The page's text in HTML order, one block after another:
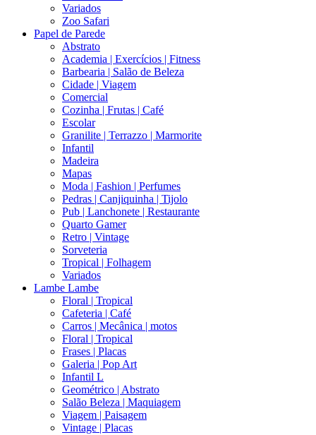
Variados
Zoo Safari
Papel de Parede
Abstrato
Academia | Exercícios | Fitness
Barbearia | Salão de Beleza
Cidade | Viagem
Comercial
Cozinha | Frutas | Café
Escolar
Granilite | Terrazzo | Marmorite
Infantil
Madeira
Mapas
Moda | Fashion | Perfumes
Pedras | Canjiquinha | Tijolo
Pub | Lanchonete | Restaurante
Quarto Gamer
Retro | Vintage
Sorveteria
Tropical | Folhagem
Variados
Lambe Lambe
Floral | Tropical
Cafeteria | Café
Carros | Mecânica | motos
Floral | Tropical
Frases | Placas
Galeria | Pop Art
Infantil L
Geométrico | Abstrato
Salão Beleza | Maquiagem
Viagem | Paisagem
Vintage | Placas